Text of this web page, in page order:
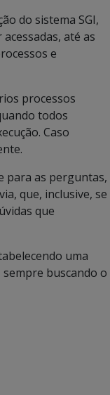
do sistema SGI,
até as
e
processos
todos
Caso
para as perguntas,
que, inclusive, se
que
uma
buscando o